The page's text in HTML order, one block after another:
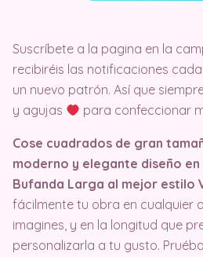
Suscríbete a la pagina en la
recibiréis las notificaciones
un nuevo patrón. Así que
y agujas
para confeccionar
Cose cuadrados de gran
moderno y elegante diseño
Bufanda Larga al mejor estilo
fácilmente tu obra en cualquier
imagines, y en la longitud que
personalizarla a tu gusto.